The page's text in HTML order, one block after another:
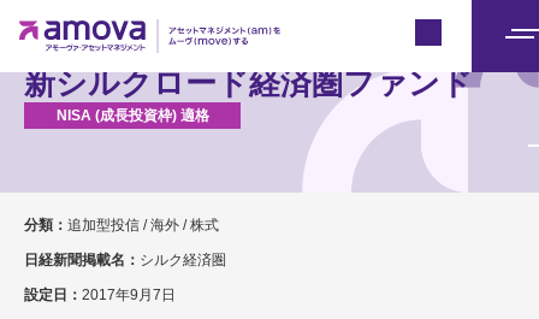
ニ
新シルクロード経済圏ファンド
分類： 追加型投信 / 海外 / 株式
日経新聞掲載名： シルク経済圏
設定日： 2017年9月7日